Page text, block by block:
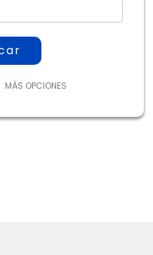
MÁS OPCIONES